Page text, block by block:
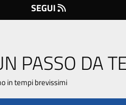
SEGUI
PASSO DA
in tempi brevissimi